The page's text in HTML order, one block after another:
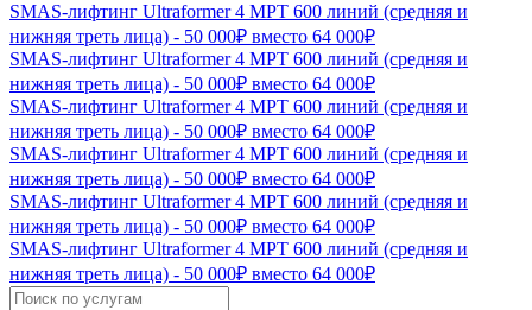
SMAS-лифтинг Ultraformer 4 MPT 600 линий (средняя и
нижняя треть лица) - 50 000₽ вместо 64 000₽
SMAS-лифтинг Ultraformer 4 MPT 600 линий (средняя и
нижняя треть лица) - 50 000₽ вместо 64 000₽
SMAS-лифтинг Ultraformer 4 MPT 600 линий (средняя и
нижняя треть лица) - 50 000₽ вместо 64 000₽
SMAS-лифтинг Ultraformer 4 MPT 600 линий (средняя и
нижняя треть лица) - 50 000₽ вместо 64 000₽
SMAS-лифтинг Ultraformer 4 MPT 600 линий (средняя и
нижняя треть лица) - 50 000₽ вместо 64 000₽
SMAS-лифтинг Ultraformer 4 MPT 600 линий (средняя и
нижняя треть лица) - 50 000₽ вместо 64 000₽